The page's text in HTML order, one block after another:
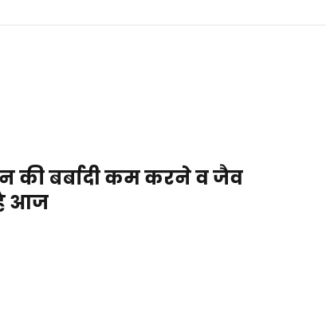
बर्बादी कम करने व जैव
है आज